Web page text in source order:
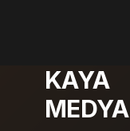
KAYA
MEDYA